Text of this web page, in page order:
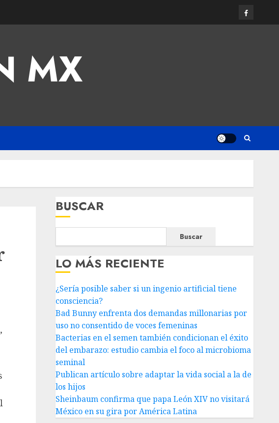
MX
BUSCAR
Buscar
LO MÁS RECIENTE
¿Sería posible saber si un ingenio artificial tiene
consciencia?
Bad Bunny enfrenta dos demandas millonarias por
uso no consentido de voces femeninas
Bacterias en el semen también condicionan el éxito
del embarazo: estudio cambia el foco al microbioma
seminal
Publican artículo sobre adaptar la vida social a la de
los hijos
Sheinbaum confirma que papa León XIV no visitará
México en su gira por América Latina